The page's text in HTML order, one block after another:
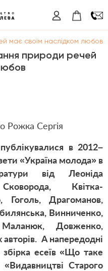
має своїм наслідком любов
природи речей
Рожка Сергія
в 2012–
«Україна молода» в
від Леоніда
Квітка-
Гоголь, Драгоманов,
Винниченко,
Довженко,
А напередодні
есеїв «Що таке
«Видавництві Старого